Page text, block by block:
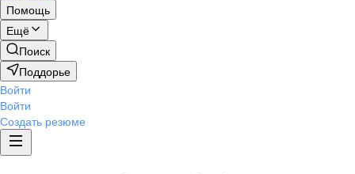
Помощь
Ещё
Поиск
Поддорье
Войти
Войти
Создать резюме